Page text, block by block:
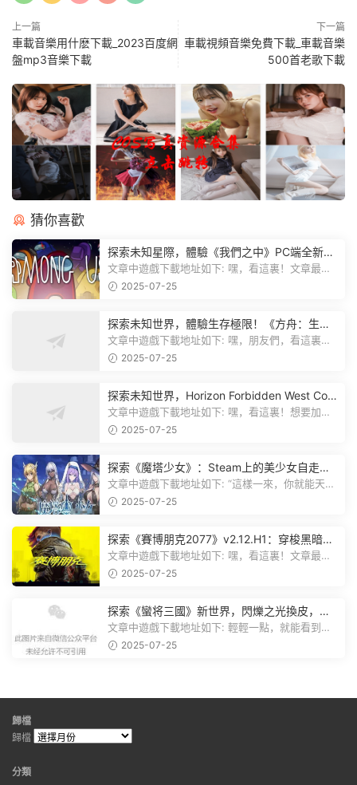
上一篇
車載音樂用什麽下載_2023百度網
盤mp3音樂下載
下一篇
車載視頻音樂免費下載_車載音樂
500首老歌下載
猜你喜歡
探索未知星際，體驗《我們之中》PC端全新版
本
文章中遊戲下載地址如下: 嘿，看這裏！文章最後
有個圖片，點一下就能加入我們遊...
2025-07-25
探索未知世界，體驗生存極限！《方舟：生存
飛升》v38.9中文版全新升級！
文章中遊戲下載地址如下: 嘿，朋友們，看這裏！
《方舟：生存飛升》這個遊戲超火...
2025-07-25
探索未知世界，Horizon Forbidden West Com
plete Edition正式發布！
文章中遊戲下載地址如下: 嘿，看這裏！想要加入
遊戲資源分享群，就點文章最後那...
2025-07-25
探索《魔塔少女》：Steam上的美少女自走
棋，戰鬥與策略的雙重盛宴！
文章中遊戲下載地址如下: “這樣一來，你就能天天
2025-07-25
探索《賽博朋克2077》v2.12.H1：穿梭黑暗都
市，感受未來世界的震撼
文章中遊戲下載地址如下: 嘿，看這裏！文章最後
有個圖片，點一下就能加入我們的...
2025-07-25
探索《蠻将三國》新世界，閃爍之光換皮，共
赴手遊盛宴！
文章中遊戲下載地址如下: 輕輕一點，就能看到原
文。 滑動一下屏幕，就能看到...
2025-07-25
歸檔
歸檔
分類